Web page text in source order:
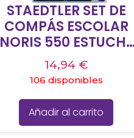
STAEDTLER SET DE
COMPÁS ESCOLAR
NORIS 550 ESTUCHE
CON RUEDA CENTRAL
ALARGADERA Y
ADAPTADOR
UNIVERSAL
14,94 €
106 disponibles
Añadir al carrito